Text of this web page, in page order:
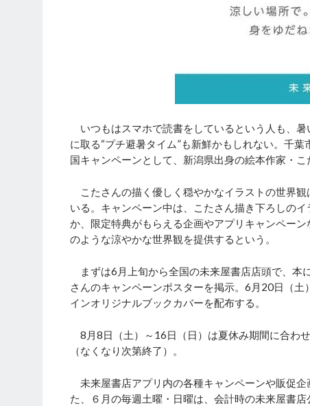
いつもはスマホで読書をしているという人も、
に取る“プチ避暑タイム”も新鮮かもしれない。千
国キャンペーンとして、新潟県出身の絵本作家・
こたさんの描く優しく穏やかなイラストの世界観
いる。キャンペーン中は、こたさん描き下ろしの
か、限定特典がもらえる企画やアプリキャンペー
のような涼やかな世界観を提供するという。
まずは6月上旬から全国の未来屋書店店頭で、本
さんのキャンペーンポスターを掲示。6月20日（
インオリジナルブックカバーを配布する。
8月8日（土）～16日（日）は夏休み期間に合わ
（なくなり次第終了）。
未来屋書店アプリ内の各種キャンペーンや販促
た、６月の毎週土曜・日曜は、会計時の未来屋書